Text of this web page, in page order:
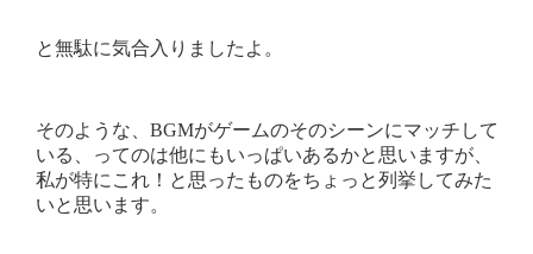
と無駄に気合入りましたよ。
そのような、BGMがゲームのそのシーンにマッチして
いる、ってのは他にもいっぱいあるかと思いますが、
私が特にこれ！と思ったものをちょっと列挙してみた
いと思います。